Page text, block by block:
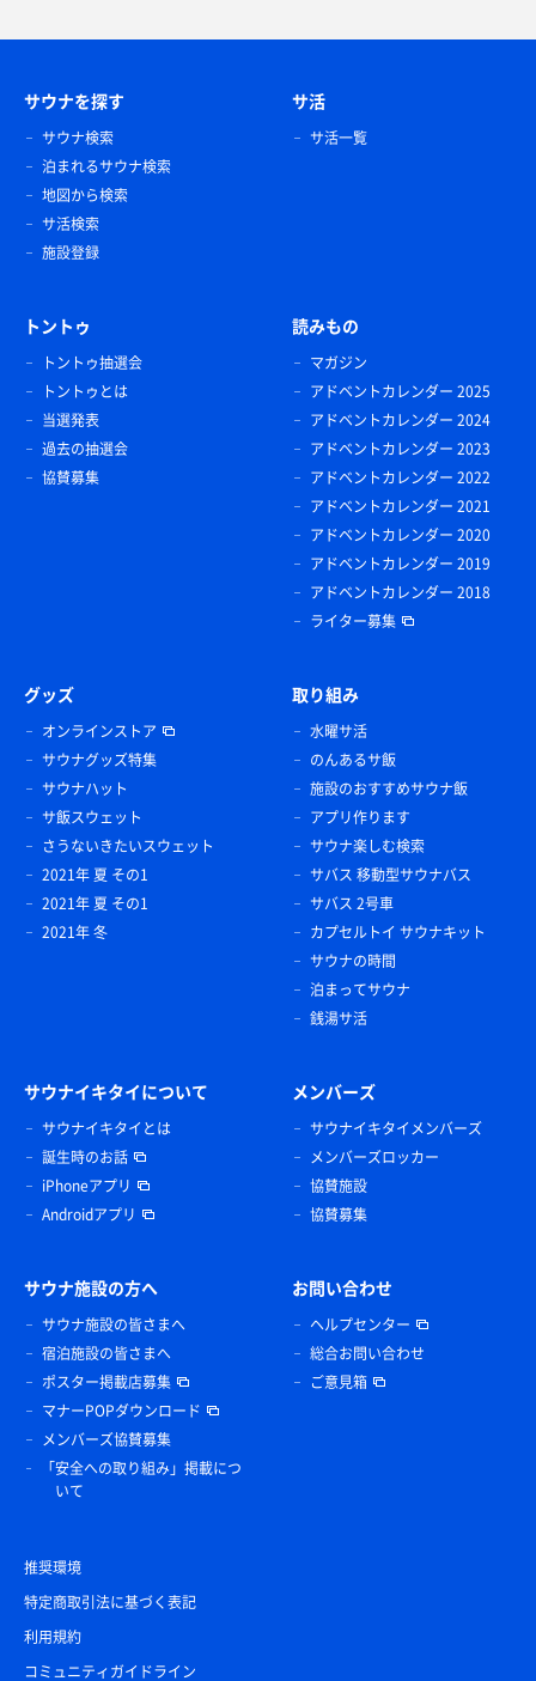
結局オラは内気浴で整ったぞ
オラのでぇ好きなポケスリと聖地サウナが最強フュージョ
ンしてたからな。行って損ねぇぞ！！
むしろ…行かなきゃ損だぞ！！！
ぬるめ。
⸻
■外気浴／内気浴：
チだけ。
内気浴もできるが、スペース的に足伸ばすとちょっと周り
に気ぃ使う狭さだ。
⸻
サ室出てすぐのとこにも給水器あって嬉しいぞ。
そして重要！ → 支払いは現金使えねぇ！
完全キャッシュレスだから注意してくれよな！
■感想：
全体的に“狭さ”がどうしても気になる施設だな。
もし貸切状態とかで使えたら満足度はグッと上がると思う
ぞ！
ゼニーに余裕あるなら、1Fのプライベートサウナを使うの
もアリだ。
全体的には良いサウナで、しっかり整わせてもらったぞ！
サウナを探す
サウナ検索
泊まれるサウナ検索
地図から検索
サ活検索
施設登録
サ活
サ活一覧
トントゥ
トントゥ抽選会
トントゥとは
当選発表
過去の抽選会
協賛募集
読みもの
マガジン
アドベントカレンダー 2025
アドベントカレンダー 2024
アドベントカレンダー 2023
アドベントカレンダー 2022
アドベントカレンダー 2021
アドベントカレンダー 2020
アドベントカレンダー 2019
アドベントカレンダー 2018
ライター募集
グッズ
オンラインストア
サウナグッズ特集
サウナハット
サ飯スウェット
さうないきたいスウェット
2021年 夏 その1
2021年 夏 その1
2021年 冬
取り組み
水曜サ活
のんあるサ飯
施設のおすすめサウナ飯
アプリ作ります
サウナ楽しむ検索
サバス 移動型サウナバス
サバス 2号車
カプセルトイ サウナキット
サウナの時間
泊まってサウナ
銭湯サ活
サウナイキタイについて
サウナイキタイとは
誕生時のお話
iPhoneアプリ
Androidアプリ
メンバーズ
サウナイキタイメンバーズ
メンバーズロッカー
協賛施設
協賛募集
サウナ施設の方へ
サウナ施設の皆さまへ
宿泊施設の皆さまへ
ポスター掲載店募集
マナーPOPダウンロード
メンバーズ協賛募集
「安全への取り組み」掲載につ
いて
お問い合わせ
ヘルプセンター
総合お問い合わせ
ご意見箱
推奨環境
特定商取引法に基づく表記
利用規約
コミュニティガイドライン